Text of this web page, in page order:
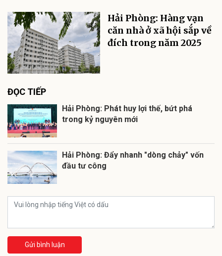
Hải Phòng: Hàng vạn
căn nhà ở xã hội sắp về
đích trong năm 2025
ĐỌC TIẾP
Hải Phòng: Phát huy lợi thế, bứt phá
trong kỷ nguyên mới
Hải Phòng: Đẩy nhanh "dòng chảy" vốn
đầu tư công
Gửi bình luận